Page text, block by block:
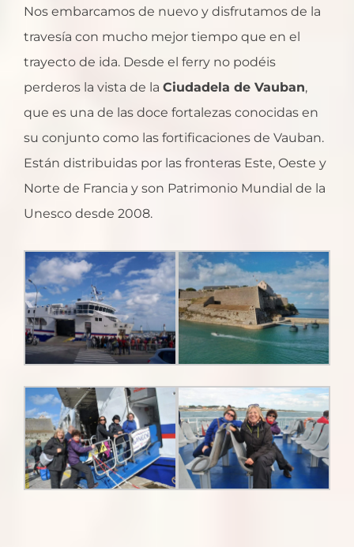
Nos embarcamos de nuevo y disfrutamos de la
travesía con mucho mejor tiempo que en el
trayecto de ida. Desde el ferry no podéis
perderos la vista de la Ciudadela de Vauban,
que es una de las doce fortalezas conocidas en
su conjunto como las fortificaciones de Vauban.
Están distribuidas por las fronteras Este, Oeste y
Norte de Francia y son Patrimonio Mundial de la
Unesco desde 2008.